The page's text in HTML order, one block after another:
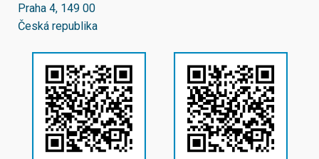
Praha 4, 149 00
Česká republika